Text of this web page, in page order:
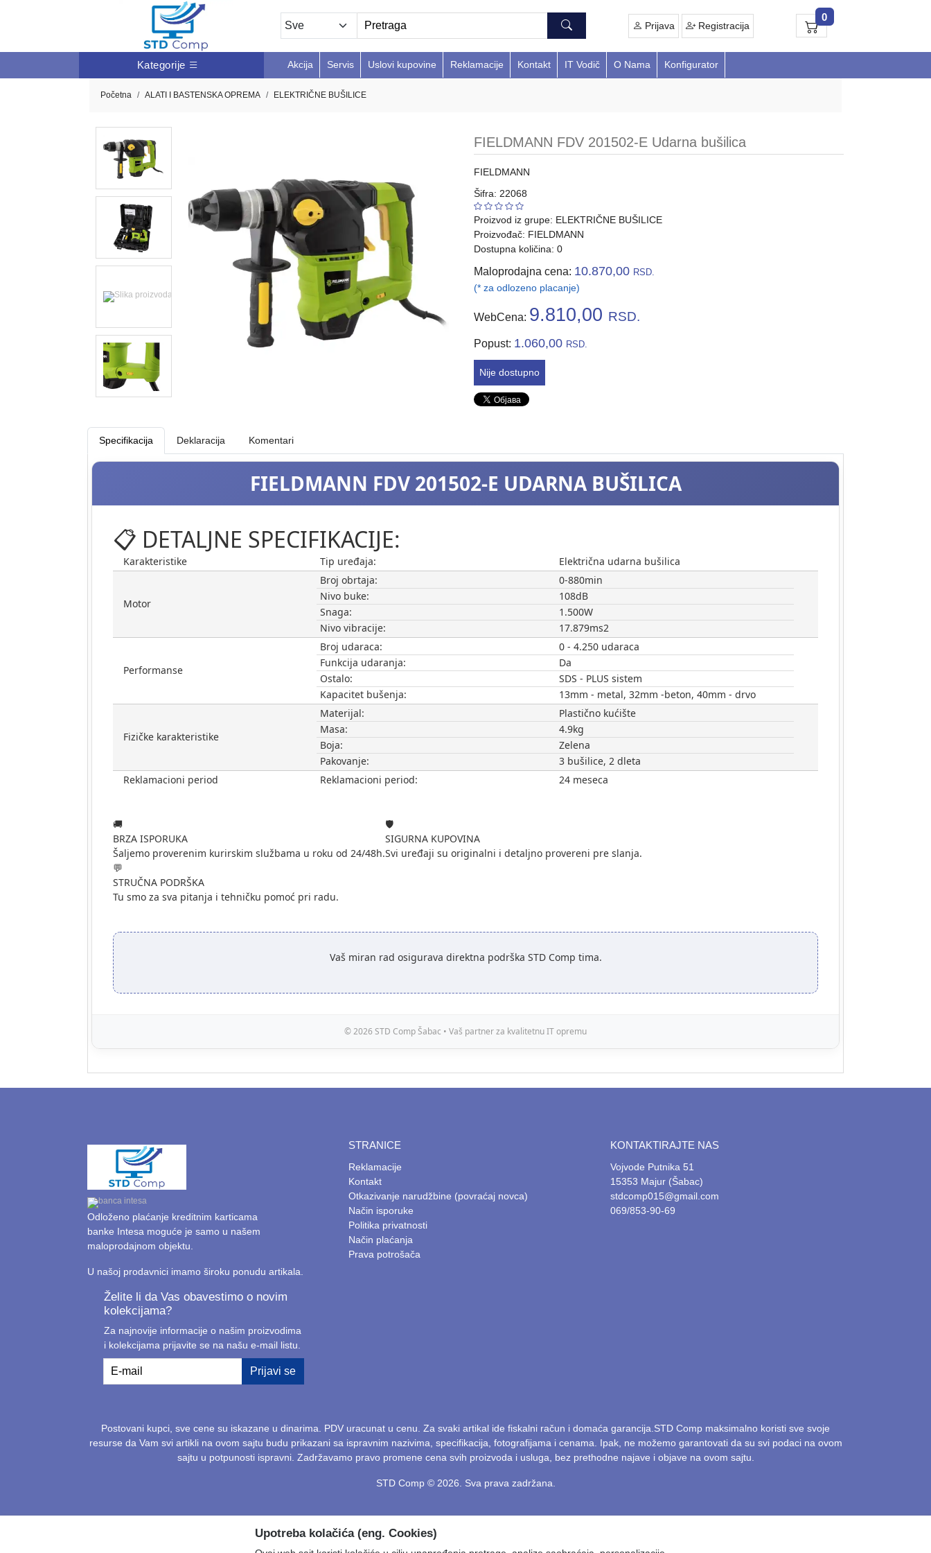
Prijava Registracija
0
Kategorije Akcija Servis Uslovi kupovine Reklamacije Kontakt IT Vodič O Nama Konfigurator
Početna ALATI I BASTENSKA OPREMA ELEKTRIČNE BUŠILICE
FIELDMANN FDV 201502-E Udarna bušilica
FIELDMANN
Šifra: 22068
Proizvod iz grupe: ELEKTRIČNE BUŠILICE
Proizvođač: FIELDMANN
Dostupna količina: 0
Maloprodajna cena: 10.870,00 RSD.
(* za odlozeno placanje)
WebCena: 9.810,00 RSD.
Popust: 1.060,00 RSD.
Nije dostupno
Specifikacija Deklaracija Komentari
FIELDMANN FDV 201502-E UDARNA BUŠILICA
📋 DETALJNE SPECIFIKACIJE:
Karakteristike Tip uređaja: Električna udarna bušilica
Motor
Broj obrtaja:
0-880min
Nivo buke:
108dB
Snaga:
1.500W
Nivo vibracije:
17.879ms2
Performanse
Broj udaraca:
0 - 4.250 udaraca
Funkcija udaranja:
Da
Ostalo:
SDS - PLUS sistem
Kapacitet bušenja:
13mm - metal, 32mm -beton, 40mm - drvo
Fizičke karakteristike
Materijal:
Plastično kućište
Masa:
4.9kg
Boja:
Zelena
Pakovanje:
3 bušilice, 2 dleta
Reklamacioni period
Reklamacioni period: 24 meseca
🚚
BRZA ISPORUKA
Šaljemo proverenim kurirskim službama u roku od 24/48h.
🛡️
SIGURNA KUPOVINA
Svi uređaji su originalni i detaljno provereni pre slanja.
💬
STRUČNA PODRŠKA
Tu smo za sva pitanja i tehničku pomoć pri radu.
Vaš miran rad osigurava direktna podrška STD Comp tima.
© 2026 STD Comp Šabac • Vaš partner za kvalitetnu IT opremu
Odloženo plaćanje kreditnim karticama
banke Intesa moguće je samo u našem
maloprodajnom objektu.
U našoj prodavnici imamo široku ponudu artikala.
STRANICE
Reklamacije
Kontakt
Otkazivanje narudžbine (povraćaj novca)
Način isporuke
Politika privatnosti
Način plaćanja
Prava potrošača
KONTAKTIRAJTE NAS
Vojvode Putnika 51
15353 Majur (Šabac)
stdcomp015@gmail.com
069/853-90-69
Želite li da Vas obavestimo o novim
kolekcijama?
Za najnovije informacije o našim proizvodima
i kolekcijama prijavite se na našu e-mail listu.
E-mail
Prijavi se
Postovani kupci, sve cene su iskazane u dinarima. PDV uracunat u cenu. Za svaki artikal ide fiskalni račun i domaća garancija.STD Comp maksimalno koristi sve svoje
resurse da Vam svi artikli na ovom sajtu budu prikazani sa ispravnim nazivima, specifikacija, fotografijama i cenama. Ipak, ne možemo garantovati da su svi podaci na ovom
sajtu u potpunosti ispravni. Zadržavamo pravo promene cena svih proizvoda i usluga, bez prethodne najave i objave na ovom sajtu.
STD Comp © 2026. Sva prava zadržana.
Upotreba kolačića (eng. Cookies)